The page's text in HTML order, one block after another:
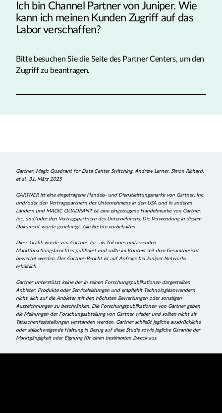
Ich bin Channel Partner von Juniper. Wie
kann ich meinen Kunden Zugriff auf das
Labor verschaffen?
Bitte besuchen Sie die Seite des Partner Centers, um den
Zugriff zu beantragen.
Gartner, Magic Quadrant for Data Center Switching, Andrew Lerner, Simon Richard,
et al., 31. März 2025
GARTNER ist eine eingetragene Handels- und Dienstleistungsmarke von Gartner, Inc.
und/oder den Vertragspartnern des Unternehmens in den USA und in anderen
Ländern und MAGIC QUADRANT ist eine eingetragene Handelsmarke von Gartner,
Inc. und/oder den Vertragspartnern des Unternehmens. Die Verwendung in diesem
Dokument wurde genehmigt. Alle Rechte vorbehalten.
Diese Grafik wurde von Gartner, Inc. als Teil eines umfassenden
Marktforschungsberichtes publiziert und sollte im Kontext mit dem Gesamtbericht
bewertet werden. Der Gartner-Bericht ist auf Anfrage bei Juniper Networks
erhältlich.
Gartner unterstützt keine der in seinen Forschungspublikationen dargestellten
Anbieter, Produkte oder Serviceleistungen und empfiehlt Technologieanwendern
nicht, sich auf die Anbieter mit den höchsten Bewertungen oder sonstigen
Auszeichnungen zu beschränken. Die Forschungspublikationen von Gartner geben
die Meinungen der Forschungsabteilung von Gartner wieder und sollten nicht als
Tatsachenfeststellungen verstanden werden. Gartner schließt jegliche ausdrückliche
oder stillschweigende Haftung in Bezug auf diese Studie sowie jegliche Garantie der
Marktgängigkeit oder Eignung für einen bestimmten Zweck aus.